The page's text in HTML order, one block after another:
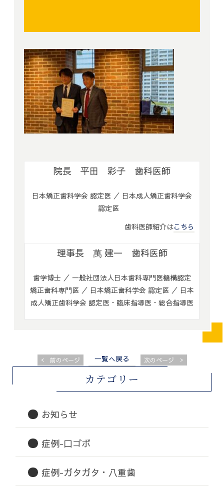
カテゴリー
お知らせ
症例-口ゴボ
症例-ガタガタ・八重歯
院長 平田 彩子 歯科医師
日本矯正歯科学会 認定医 ／ 日本成人矯正歯科学会
認定医
歯科医師紹介はこちら
理事長 萬 建一 歯科医師
歯学博士 ／ 一般社団法人日本歯科専門医機構認定
矯正歯科専門医 ／ 日本矯正歯科学会 認定医 ／ 日本
成人矯正歯科学会 認定医・臨床指導医・総合指導医
<前のページ 一覧へ戻る 次のページ >